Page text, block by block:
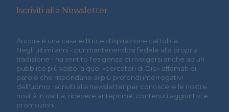
Iscriviti alla Newsletter
Àncora è una casa editrice d'ispirazione cattolica.
Negli ultimi anni - pur mantenendosi fedele alla propria
tradizione - ha sentito l'esigenza di rivolgersi anche ad un
pubblico più vasto, a quei «cercatori di Dio» affamati di
parole che rispondano ai più profondi interrogativi
dell'uomo. Iscriviti alla newsletter per conoscere le nostre
novità in uscita, ricevere anteprime, contenuti aggiuntivi e
promozioni.